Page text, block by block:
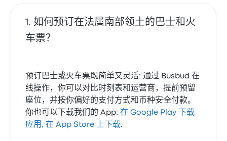
如何预订在法属南部领土的巴士和火
车票？
预订巴士或火车票既简单又灵活: 通过 Busbud 在
线操作，你可以对比时刻表和运营商，提前预留
座位，并按你偏好的支付方式和币种安全付款。
你也可以下载我们的 App:在 Google Play 下载
应用 ,在 App Store 上下载.